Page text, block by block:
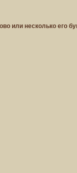
или несколько его